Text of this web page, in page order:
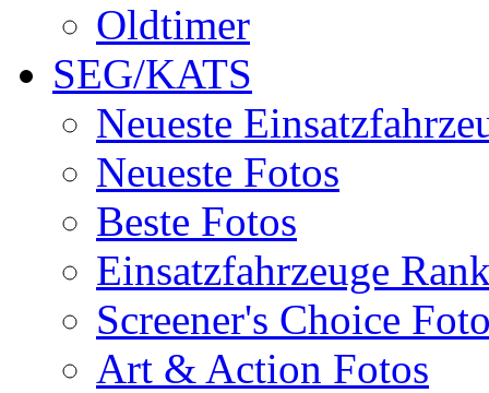
Oldtimer
SEG/KATS
Neueste
Neueste Fotos
Beste Fotos
Einsatzfahrzeuge
Screener's Choice
Art & Action Fotos